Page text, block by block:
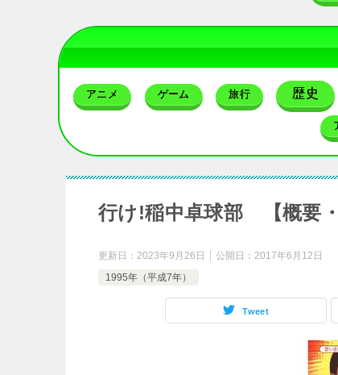
アニメ ゲーム 旅行 歴史
行け!稲中卓球部 【概要・
更新日： 2023年9月26日 公開日： 2017年6月12日
1995年（平成7年）
Tweet